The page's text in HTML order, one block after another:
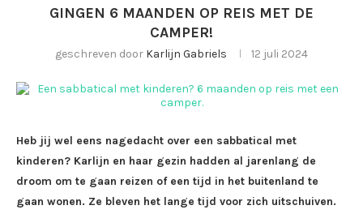
GINGEN 6 MAANDEN OP REIS MET DE
CAMPER!
geschreven door Karlijn Gabriels 12 juli 2024
Heb jij wel eens nagedacht over een sabbatical met
kinderen? Karlijn en haar gezin hadden al jarenlang de
droom om te gaan reizen of een tijd in het buitenland te
gaan wonen. Ze bleven het lange tijd voor zich uitschuiven.